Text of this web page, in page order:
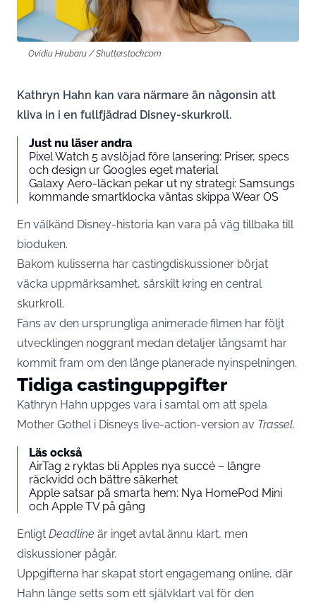
Ovidiu Hrubaru / Shutterstock.com
Kathryn Hahn kan vara närmare än någonsin att
kliva in i en fullfjädrad Disney-skurkroll.
Just nu läser andra
Pixel Watch 5 avslöjad före lansering: Priser, specs
och design ur Googles eget material
Galaxy Aero-läckan pekar ut ny strategi: Samsungs
kommande smartklocka väntas skippa Wear OS
En välkänd Disney-historia kan vara på väg tillbaka till
bioduken.
Bakom kulisserna har castingdiskussioner börjat
väcka uppmärksamhet, särskilt kring en central
skurkroll.
Fans av den ursprungliga animerade filmen har följt
utvecklingen noggrant medan detaljer långsamt har
kommit fram om den länge planerade nyinspelningen.
Tidiga castinguppgifter
Kathryn Hahn uppges vara i samtal om att spela
Mother Gothel i Disneys live-action-version av Trassel.
Läs också
AirTag 2 ryktas bli Apples nya succé – längre
räckvidd och bättre säkerhet
Apple satsar på smarta hem: Nya HomePod Mini
och Apple TV på gång
Enligt Deadline är inget avtal ännu klart, men
diskussioner pågår.
Uppgifterna har skapat stort engagemang online, där
Hahn länge setts som ett självklart val för den